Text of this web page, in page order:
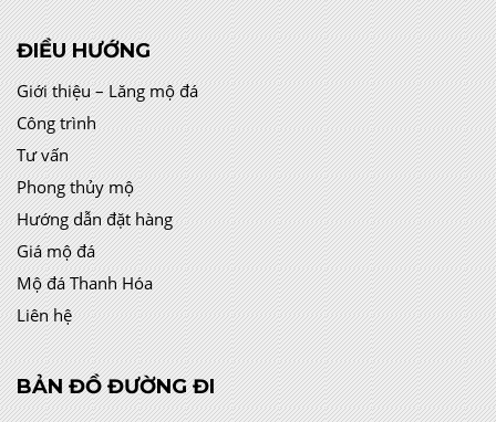
ĐIỀU HƯỚNG
Giới thiệu – Lăng mộ đá
Công trình
Tư vấn
Phong thủy mộ
Hướng dẫn đặt hàng
Giá mộ đá
Mộ đá Thanh Hóa
Liên hệ
BẢN ĐỒ ĐƯỜNG ĐI